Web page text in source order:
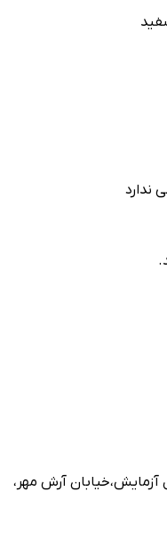
ندارد
آزمایش،خیابان آرش مهر،